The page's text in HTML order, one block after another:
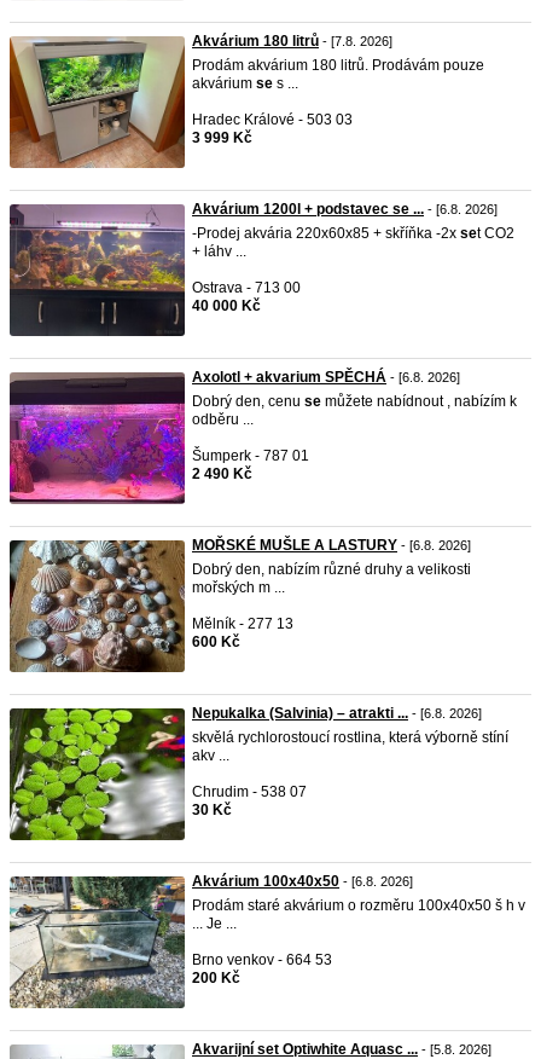
Akvárium 180 litrů - [7.8. 2026]
Prodám akvárium 180 litrů. Prodávám pouze
akvárium se s ...
Hradec Králové - 503 03
3 999 Kč
Akvárium 1200l + podstavec se ... - [6.8. 2026]
-Prodej akvária 220x60x85 + skříňka -2x set CO2
+ láhv ...
Ostrava - 713 00
40 000 Kč
Axolotl + akvarium SPĚCHÁ - [6.8. 2026]
Dobrý den, cenu se můžete nabídnout , nabízím k
odběru ...
Šumperk - 787 01
2 490 Kč
MOŘSKÉ MUŠLE A LASTURY - [6.8. 2026]
Dobrý den, nabízím různé druhy a velikosti
mořských m ...
Mělník - 277 13
600 Kč
Nepukalka (Salvinia) – atrakti ... - [6.8. 2026]
skvělá rychlorostoucí rostlina, která výborně stíní
akv ...
Chrudim - 538 07
30 Kč
Akvárium 100x40x50 - [6.8. 2026]
Prodám staré akvárium o rozměru 100x40x50 š h v
... Je ...
Brno venkov - 664 53
200 Kč
Akvarijní set Optiwhite Aquasc ... - [5.8. 2026]